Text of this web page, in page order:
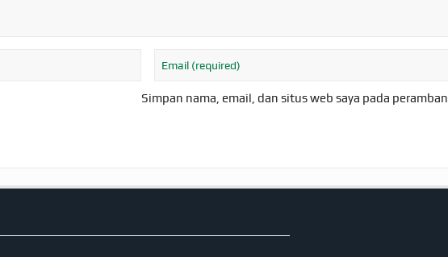
Simpan nama, email, dan situs web saya pada